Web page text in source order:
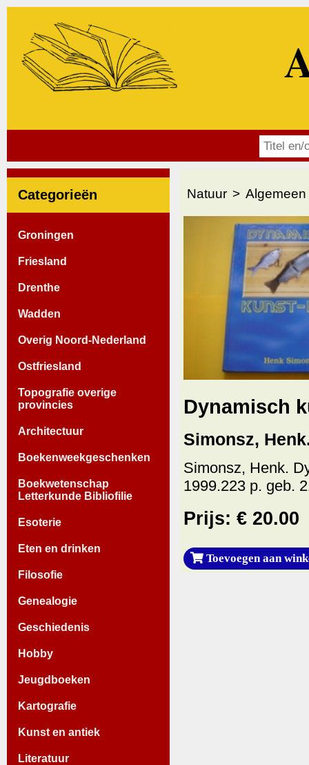
Categorieën
Groningen
Friesland
Drenthe
Wadden
Overig Noord-Nederland
Ostfriesland
Topografie overige
provincies
Architectuur
Boekenweekgeschenken
Boekwetenschap
Letterkunde Bibliofilie
Esoterie
Eten en drinken
Filosofie
Genealogie
Geschiedenis
Hobby
Jeugdboeken
Kartografie
Kunst en antiek
Literatuur
Natuur Algemeen
Dynamisch
Simonsz,
Simonsz, Henk.
1999.223 p. geb.
Prijs: € 20.00
Toevoegen aan